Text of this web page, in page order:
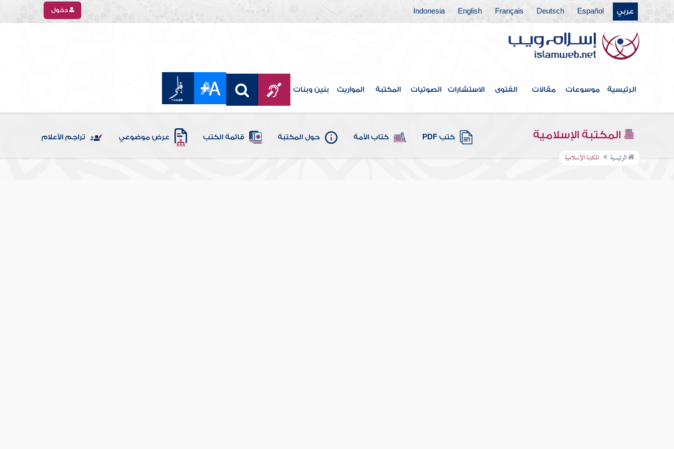
عربي Español
Deutsch
Français
English
Indonesia دخول
الرئيسية موسوعات مقالات الفتوى الاستشارات الصوتيات المكتبة المواريث بنين وبنات
المكتبة الإسلامية كتب PDF كتاب الأمة حول المكتبة قائمة الكتب عرض موضوعي تراجم الأعلام
الرئيسية المكتبة الإسلامية